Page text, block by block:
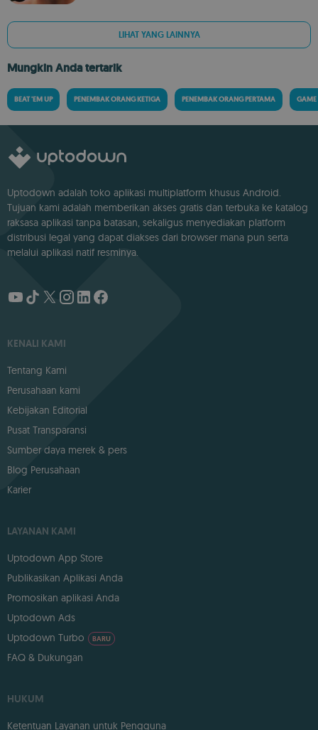
LIHAT YANG LAINNYA
Mungkin Anda tertarik
BEAT 'EM UP PENEMBAK ORANG KETIGA PENEMBAK ORANG PERTAMA GAME
Uptodown adalah toko aplikasi multiplatform khusus Android.
Tujuan kami adalah memberikan akses gratis dan terbuka ke katalog
raksasa aplikasi tanpa batasan, sekaligus menyediakan platform
distribusi legal yang dapat diakses dari browser mana pun serta
melalui aplikasi natif resminya.
KENALI KAMI
Tentang Kami
Perusahaan kami
Kebijakan Editorial
Pusat Transparansi
Sumber daya merek & pers
Blog Perusahaan
Karier
LAYANAN KAMI
Uptodown App Store
Publikasikan Aplikasi Anda
Promosikan aplikasi Anda
Uptodown Ads
Uptodown Turbo
BARU
FAQ & Dukungan
HUKUM
Ketentuan Layanan untuk Pengguna